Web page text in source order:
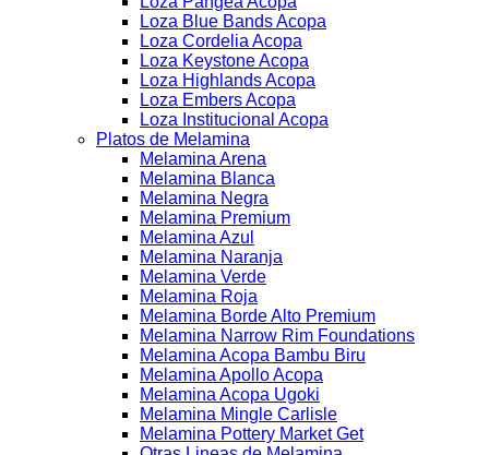
Loza Blue Bands Acopa
Loza Cordelia Acopa
Loza Keystone Acopa
Loza Highlands Acopa
Loza Embers Acopa
Loza Institucional Acopa
Platos de Melamina
Melamina Arena
Melamina Blanca
Melamina Negra
Melamina Premium
Melamina Azul
Melamina Naranja
Melamina Verde
Melamina Roja
Melamina Borde Alto Premium
Melamina Narrow Rim Foundations
Melamina Acopa Bambu Biru
Melamina Apollo Acopa
Melamina Acopa Ugoki
Melamina Mingle Carlisle
Melamina Pottery Market Get